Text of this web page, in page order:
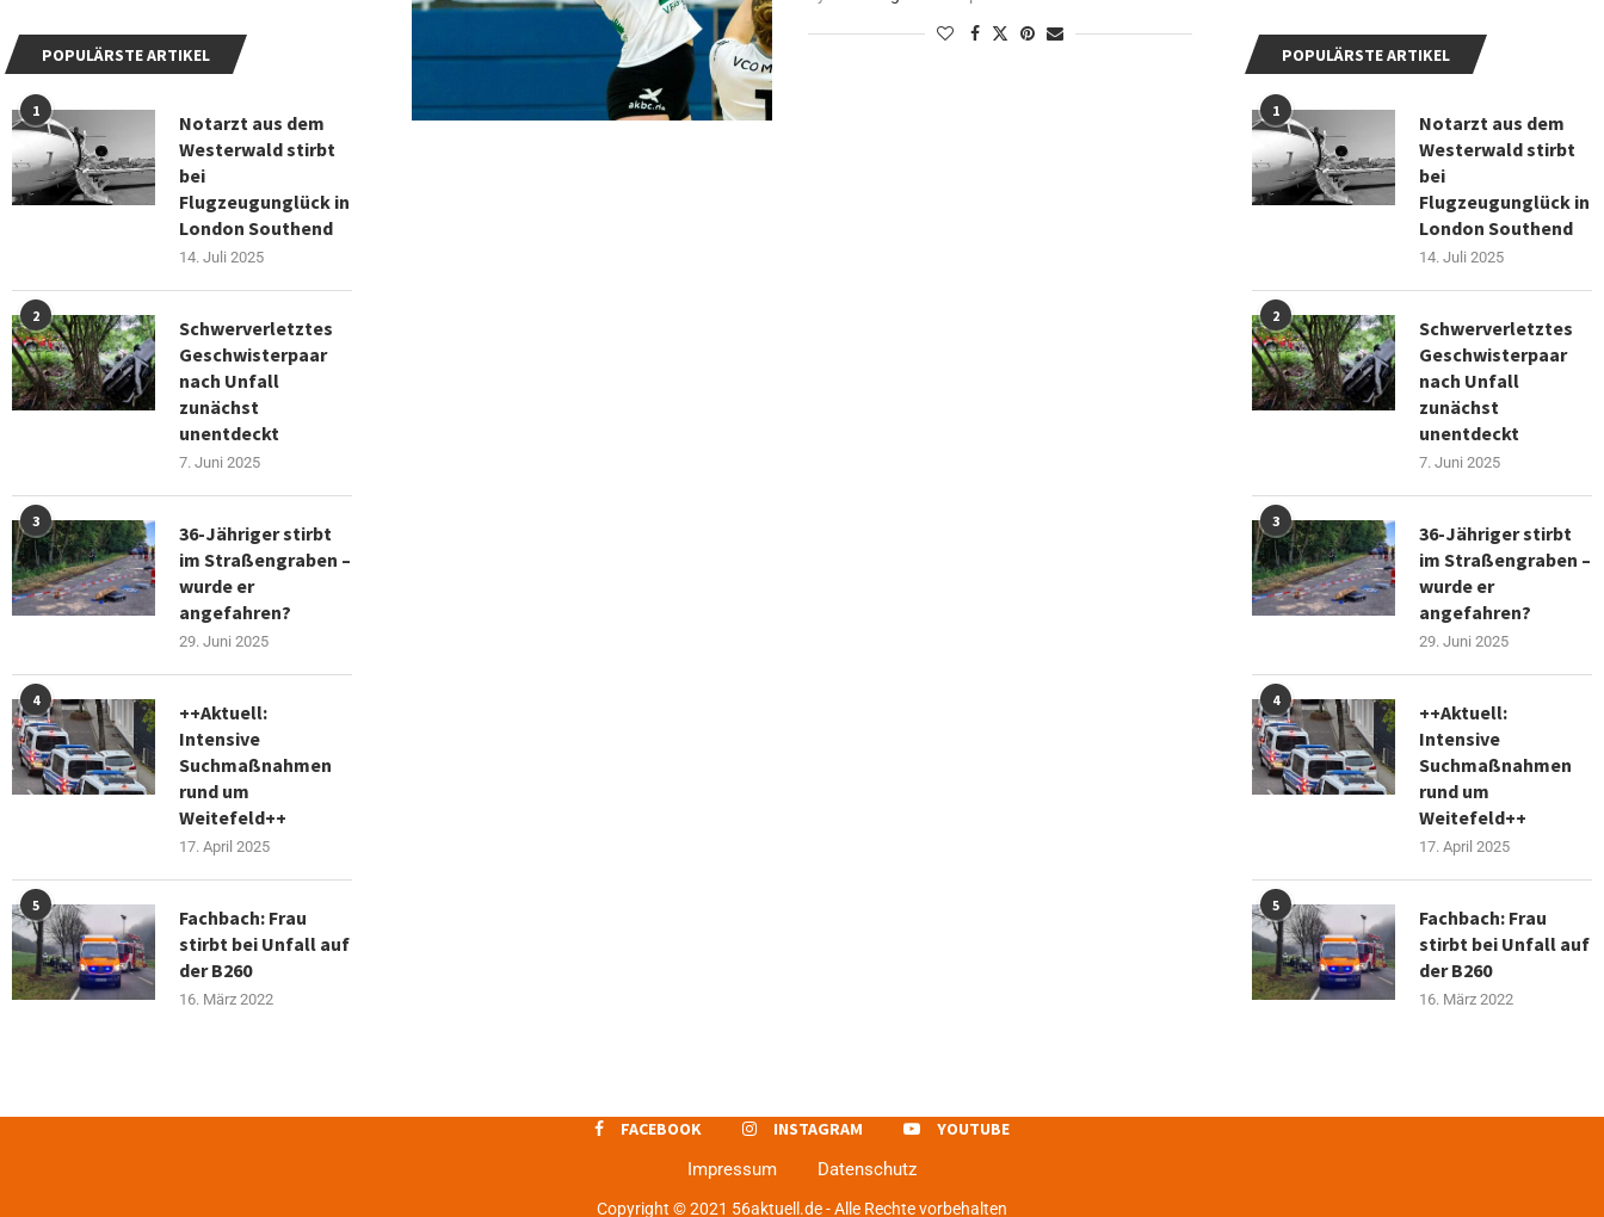
POPULÄRSTE ARTIKEL
1
Notarzt aus dem
Westerwald stirbt
bei
Flugzeugunglück in
London Southend
14. Juli 2025
2
Schwerverletztes
Geschwisterpaar
nach Unfall
zunächst
unentdeckt
7. Juni 2025
3
36-Jähriger stirbt
im Straßengraben –
wurde er
angefahren?
29. Juni 2025
4
++Aktuell:
Intensive
Suchmaßnahmen
rund um
Weitefeld++
17. April 2025
5
Fachbach: Frau
stirbt bei Unfall auf
der B260
16. März 2022
POPULÄRSTE ARTIKEL
1
Notarzt aus dem
Westerwald stirbt
bei
Flugzeugunglück in
London Southend
14. Juli 2025
2
Schwerverletztes
Geschwisterpaar
nach Unfall
zunächst
unentdeckt
7. Juni 2025
3
36-Jähriger stirbt
im Straßengraben –
wurde er
angefahren?
29. Juni 2025
4
++Aktuell:
Intensive
Suchmaßnahmen
rund um
Weitefeld++
17. April 2025
5
Fachbach: Frau
stirbt bei Unfall auf
der B260
16. März 2022
FACEBOOK INSTAGRAM
YOUTUBE
Impressum
Datenschutz
Copyright © 2021 56aktuell.de - Alle Rechte vorbehalten